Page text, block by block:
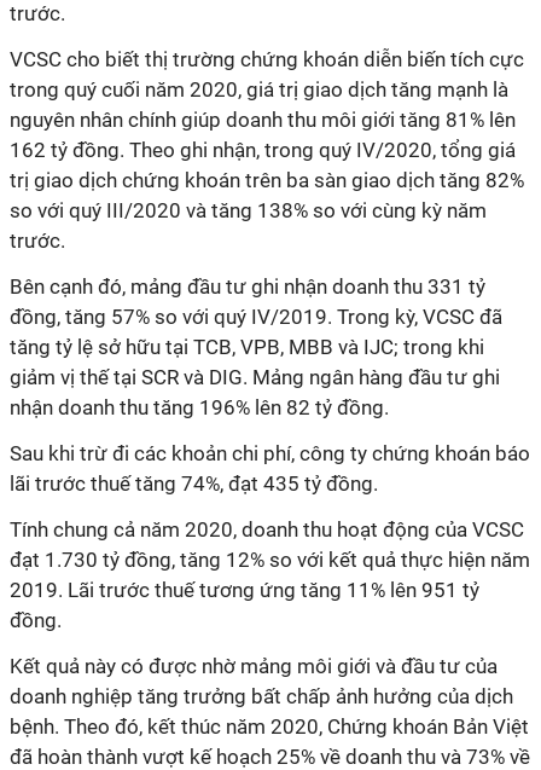
trước.
VCSC cho biết thị trường chứng khoán diễn biến tích cực
trong quý cuối năm 2020, giá trị giao dịch tăng mạnh là
nguyên nhân chính giúp doanh thu môi giới tăng 81% lên
162 tỷ đồng. Theo ghi nhận, trong quý IV/2020, tổng giá
trị giao dịch chứng khoán trên ba sàn giao dịch tăng 82%
so với quý III/2020 và tăng 138% so với cùng kỳ năm
trước.
Bên cạnh đó, mảng đầu tư ghi nhận doanh thu 331 tỷ
đồng, tăng 57% so với quý IV/2019. Trong kỳ, VCSC đã
tăng tỷ lệ sở hữu tại TCB, VPB, MBB và IJC; trong khi
giảm vị thế tại SCR và DIG. Mảng ngân hàng đầu tư ghi
nhận doanh thu tăng 196% lên 82 tỷ đồng.
Sau khi trừ đi các khoản chi phí, công ty chứng khoán báo
lãi trước thuế tăng 74%, đạt 435 tỷ đồng.
Tính chung cả năm 2020, doanh thu hoạt động của VCSC
đạt 1.730 tỷ đồng, tăng 12% so với kết quả thực hiện năm
2019. Lãi trước thuế tương ứng tăng 11% lên 951 tỷ
đồng.
Kết quả này có được nhờ mảng môi giới và đầu tư của
doanh nghiệp tăng trưởng bất chấp ảnh hưởng của dịch
bệnh. Theo đó, kết thúc năm 2020, Chứng khoán Bản Việt
đã hoàn thành vượt kế hoạch 25% về doanh thu và 73% về